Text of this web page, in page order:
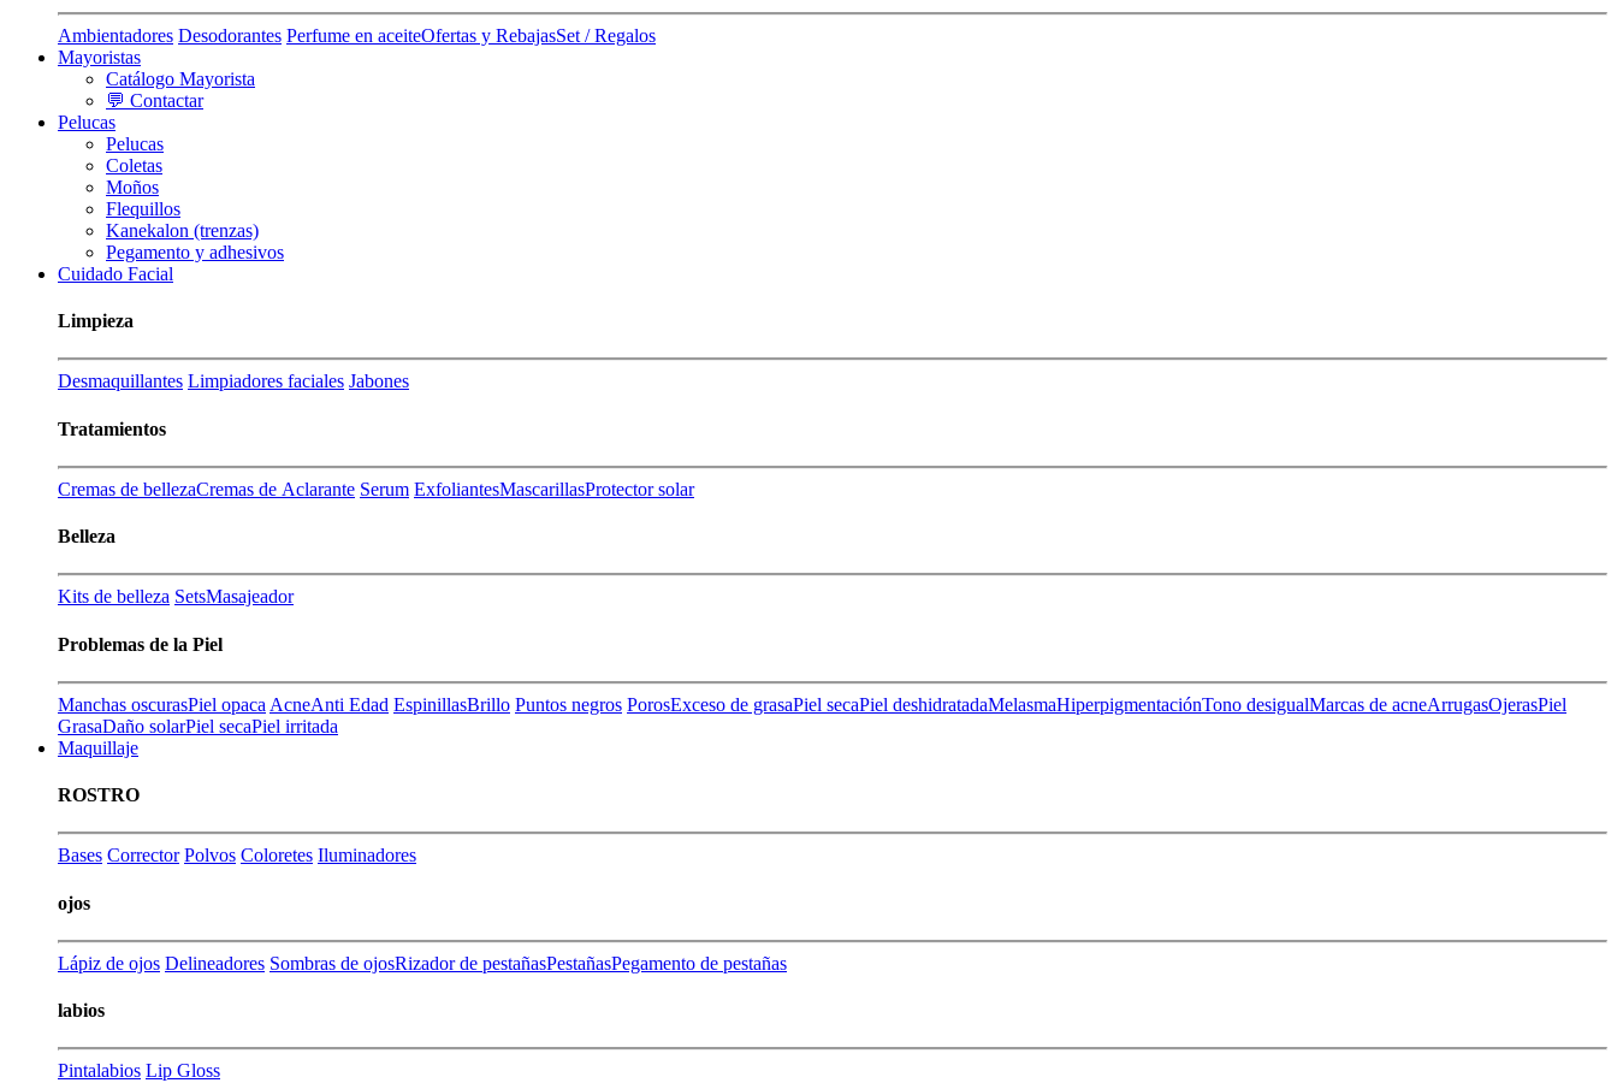
Ambientadores Desodorantes Perfume en aceiteOfertas y RebajasSet / Regalos
Mayoristas
Catálogo Mayorista
💬 Contactar
Pelucas
Pelucas
Coletas
Moños
Flequillos
Kanekalon (trenzas)
Pegamento y adhesivos
Cuidado Facial
Limpieza
Desmaquillantes Limpiadores faciales Jabones
Tratamientos
Cremas de bellezaCremas de Aclarante Serum ExfoliantesMascarillasProtector solar
Belleza
Kits de belleza SetsMasajeador
Problemas de la Piel
Manchas oscurasPiel opaca AcneAnti Edad EspinillasBrillo Puntos negros PorosExceso de grasaPiel secaPiel deshidratadaMelasmaHiperpigmentaciónTono desigualMarcas de acneArrugasOjerasPiel
GrasaDaño solarPiel secaPiel irritada
Maquillaje
ROSTRO
Bases Corrector Polvos Coloretes Iluminadores
ojos
Lápiz de ojos Delineadores Sombras de ojosRizador de pestañasPestañasPegamento de pestañas
labios
Pintalabios Lip Gloss